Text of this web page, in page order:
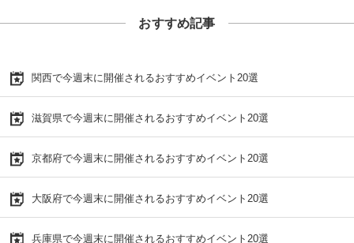
おすすめ記事
関西で今週末に開催されるおすすめイベント20選
滋賀県で今週末に開催されるおすすめイベント20選
京都府で今週末に開催されるおすすめイベント20選
大阪府で今週末に開催されるおすすめイベント20選
兵庫県で今週末に開催されるおすすめイベント20選